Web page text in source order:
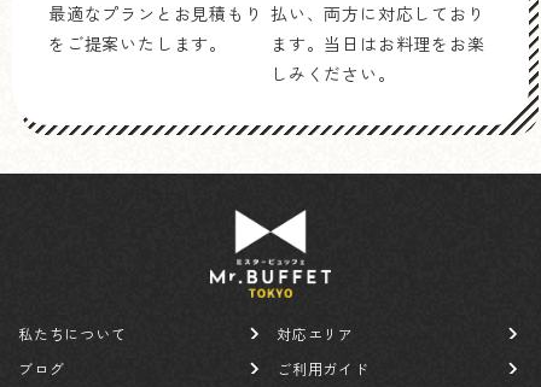
最適なプランとお見積もり
をご提案いたします。
払い、両方に対応しており
ます。当日はお料理をお楽
しみください。
私たちについて
対応エリア
ブログ
ご利用ガイド